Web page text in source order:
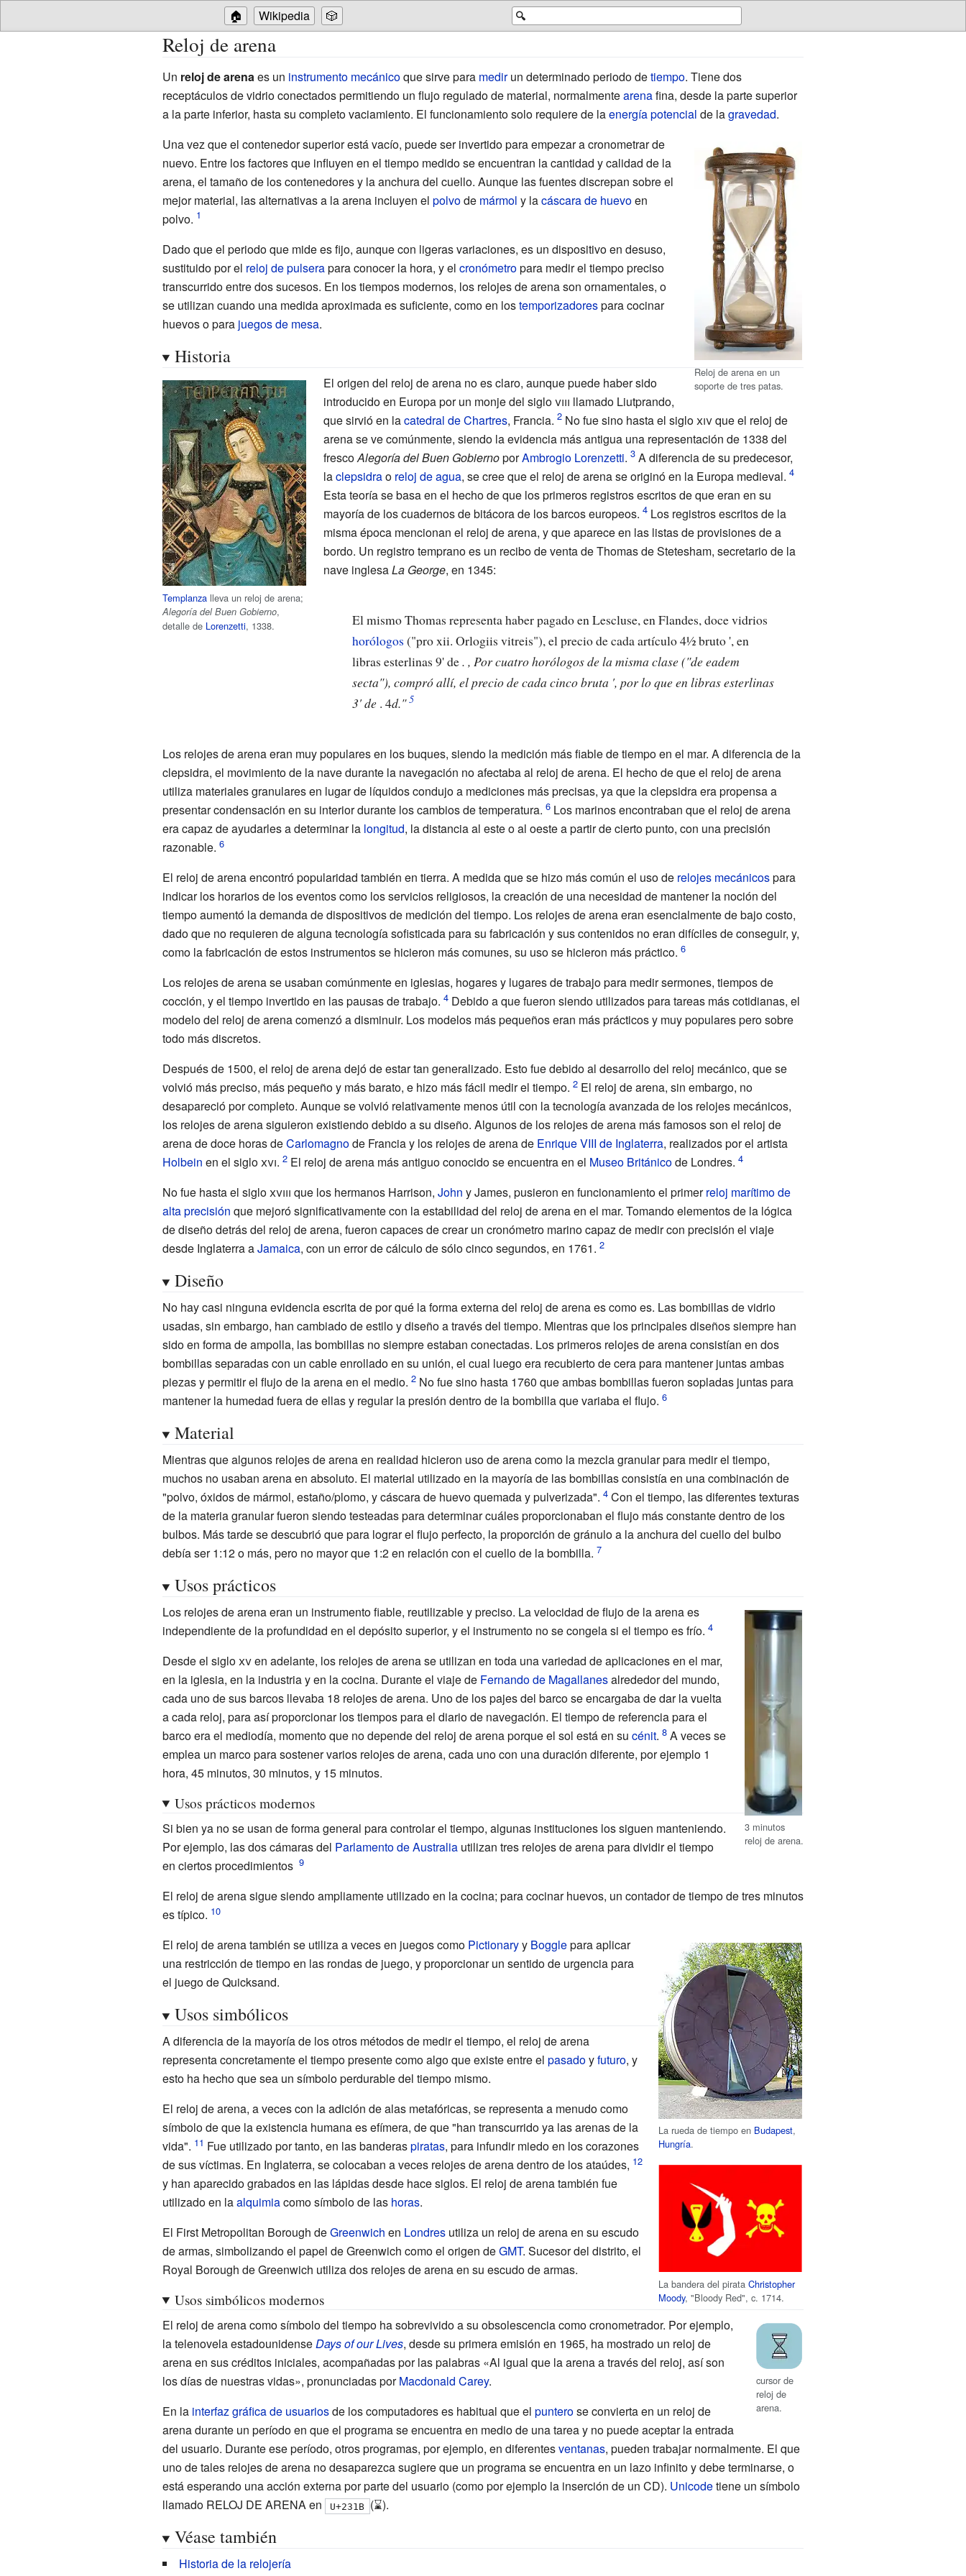
🔍
🏠 Wikipedia 🎲
Reloj de arena
Un reloj de arena es un instrumento mecánicoque sirve para medirun determinado periodo detiempo. Tiene dos
receptáculos de vidrio conectados permitiendo un flujo regulado de material, normalmentearenafina, desde la parte superior
a la parte inferior, hasta su completo vaciamiento. El funcionamiento solo requiere de laenergía potencial de lagravedad.
Reloj de arena en un
soporte de tres patas.
Una vez que el contenedor superior está vacío, puede ser invertido para empezar a cronometrar de
nuevo. Entre los factores que influyen en el tiempo medido se encuentran la cantidad y calidad de la
arena, el tamaño de los contenedores y la anchura del cuello. Aunque las fuentes discrepan sobre el
mejor material, las alternativas a la arena incluyen el polvode mármol y lacáscara de huevoen
polvo.
Dado que el periodo que mide es fijo, aunque con ligeras variaciones, es un dispositivo en desuso,
sustituido por el reloj de pulserapara conocer la hora, y el cronómetropara medir el tiempo preciso
transcurrido entre dos sucesos. En los tiempos modernos, los relojes de arena son ornamentales, o
se utilizan cuando una medida aproximada es suficiente, como en lostemporizadorespara cocinar
huevos o para juegos de mesa.
Historia
Templanzalleva un reloj de arena;
Alegoría del Buen Gobierno,
detalle de Lorenzetti, 1338.
El origen del reloj de arena no es claro, aunque puede haber sido
introducido en Europa por un monje del sigloviii llamado Liutprando,
que sirvió en lacatedral de Chartres, Francia. No fue sino hasta elsigloxivque el reloj de
arena se ve comúnmente, siendo la evidencia más antigua una representación de 1338 del
frescoAlegoría del Buen GobiernoporAmbrogio Lorenzetti.
A diferencia de su predecesor,
laclepsidrao reloj de agua, se cree que el reloj de arena se originó en la Europa medieval.
Esta teoría se basa en el hecho de que los primeros registros escritos de que eran en su
mayoría de los cuadernos de bitácora de los barcos europeos.
Los registros escritos de la
misma época mencionan el reloj de arena, y que aparece en las listas de provisiones de a
bordo. Un registro temprano es un recibo de venta de Thomas de Stetesham, secretario de la
nave inglesaLa George, en 1345:
El mismo Thomas representa haber pagado en Lescluse, en Flandes, doce vidrios
horólogos ("pro xii. Orlogiis vitreis"), el precio de cada artículo 4½ bruto ', en
libras esterlinas 9' de. , Por cuatro horólogos de la misma clase ("de eadem
secta"), compró allí, el precio de cada cinco bruta ', por lo que en libras esterlinas
3' de . 4d."
Los relojes de arena eran muy populares en los buques, siendo la medición más fiable de tiempo en el mar. A diferencia de la
clepsidra, el movimiento de la nave durante la navegación no afectaba al reloj de arena. El hecho de que el reloj de arena
utiliza materiales granulares en lugar de líquidos condujo a mediciones más precisas, ya que la clepsidra era propensa a
presentar condensación en su interior durante los cambios de temperatura. Los marinos encontraban que el reloj de arena
era capaz de ayudarles a determinar la longitud, la distancia al este o al oeste a partir de cierto punto, con una precisión
razonable.
El reloj de arena encontró popularidad también en tierra. A medida que se hizo más común el uso de relojes mecánicospara
indicar los horarios de los eventos como los servicios religiosos, la creación de una necesidad de mantener la noción del
tiempo aumentó la demanda de dispositivos de medición del tiempo. Los relojes de arena eran esencialmente de bajo costo,
dado que no requieren de alguna tecnología sofisticada para su fabricación y sus contenidos no eran difíciles de conseguir, y,
como la fabricación de estos instrumentos se hicieron más comunes, su uso se hicieron más práctico.
Los relojes de arena se usaban comúnmente en iglesias, hogares y lugares de trabajo para medir sermones, tiempos de
cocción, y el tiempo invertido en las pausas de trabajo. Debido a que fueron siendo utilizados para tareas más cotidianas, el
modelo del reloj de arena comenzó a disminuir. Los modelos más pequeños eran más prácticos y muy populares pero sobre
todo más discretos.
Después de 1500, el reloj de arena dejó de estar tan generalizado. Esto fue debido al desarrollo del reloj mecánico, que se
volvió más preciso, más pequeño y más barato, e hizo más fácil medir el tiempo. El reloj de arena, sin embargo, no
desapareció por completo. Aunque se volvió relativamente menos útil con la tecnología avanzada de los relojes mecánicos,
los relojes de arena siguieron existiendo debido a su diseño. Algunos de los relojes de arena más famosos son el reloj de
arena de doce horas deCarlomagnode Francia y los relojes de arena de Enrique VIII de Inglaterra, realizados por el artista
Holbein en el sigloxvi. El reloj de arena más antiguo conocido se encuentra en el Museo Británicode Londres.
No fue hasta el sigloxviii que los hermanos Harrison, John y James, pusieron en funcionamiento el primerreloj marítimo de
alta precisión que mejoró significativamente con la estabilidad del reloj de arena en el mar. Tomando elementos de la lógica
de diseño detrás del reloj de arena, fueron capaces de crear un cronómetro marino capaz de medir con precisión el viaje
desde Inglaterra aJamaica, con un error de cálculo de sólo cinco segundos, en 1761.
Diseño
No hay casi ninguna evidencia escrita de por qué la forma externa del reloj de arena es como es. Las bombillas de vidrio
usadas, sin embargo, han cambiado de estilo y diseño a través del tiempo. Mientras que los principales diseños siempre han
sido en forma de ampolla, las bombillas no siempre estaban conectadas. Los primeros relojes de arena consistían en dos
bombillas separadas con un cable enrollado en su unión, el cual luego era recubierto de cera para mantener juntas ambas
piezas y permitir el flujo de la arena en el medio. No fue sino hasta 1760 que ambas bombillas fueron sopladas juntas para
mantener la humedad fuera de ellas y regular la presión dentro de la bombilla que variaba el flujo.
Material
Mientras que algunos relojes de arena en realidad hicieron uso de arena como la mezcla granular para medir el tiempo,
muchos no usaban arena en absoluto. El material utilizado en la mayoría de las bombillas consistía en una combinación de
"polvo, óxidos de mármol, estaño/plomo, y cáscara de huevo quemada y pulverizada". Con el tiempo, las diferentes texturas
de la materia granular fueron siendo testeadas para determinar cuáles proporcionaban el flujo más constante dentro de los
bulbos. Más tarde se descubrió que para lograr el flujo perfecto, la proporción de gránulo a la anchura del cuello del bulbo
debía ser 1:12 o más, pero no mayor que 1:2 en relación con el cuello de la bombilla.
Usos prácticos
3 minutos
reloj de arena.
Los relojes de arena eran un instrumento fiable, reutilizable y preciso. La velocidad de flujo de la arena es
independiente de la profundidad en el depósito superior, y el instrumento no se congela si el tiempo es frío.
Desde el sigloxven adelante, los relojes de arena se utilizan en toda una variedad de aplicaciones en el mar,
en la iglesia, en la industria y en la cocina. Durante el viaje de Fernando de Magallanesalrededor del mundo,
cada uno de sus barcos llevaba 18 relojes de arena. Uno de los pajes del barco se encargaba de dar la vuelta
a cada reloj, para así proporcionar los tiempos para el diario de navegación. El tiempo de referencia para el
barco era el mediodía, momento que no depende del reloj de arena porque el sol está en su cénit. A veces se
emplea un marco para sostener varios relojes de arena, cada uno con una duración diferente, por ejemplo 1
hora, 45 minutos, 30 minutos, y 15 minutos.
Usos prácticos modernos
Si bien ya no se usan de forma general para controlar el tiempo, algunas instituciones los siguen manteniendo.
Por ejemplo, las dos cámaras del Parlamento de Australiautilizan tres relojes de arena para dividir el tiempo
en ciertos procedimientos
El reloj de arena sigue siendo ampliamente utilizado en la cocina; para cocinar huevos, un contador de tiempo de tres minutos
es típico.
La rueda de tiempo en Budapest,
Hungría.
El reloj de arena también se utiliza a veces en juegos como Pictionaryy Bogglepara aplicar
una restricción de tiempo en las rondas de juego, y proporcionar un sentido de urgencia para
el juego de Quicksand.
Usos simbólicos
La bandera del pirataChristopher
Moody, "Bloody Red", c. 1714.
A diferencia de la mayoría de los otros métodos de medir el tiempo, el reloj de arena
representa concretamente el tiempo presente como algo que existe entre el pasadoyfuturo, y
esto ha hecho que sea un símbolo perdurable del tiempo mismo.
El reloj de arena, a veces con la adición de alas metafóricas, se representa a menudo como
símbolo de que la existencia humana es efímera, de que "han transcurrido ya las arenas de la
vida".
Fue utilizado por tanto, en las banderaspiratas, para infundir miedo en los corazones
de sus víctimas. En Inglaterra, se colocaban a veces relojes de arena dentro de los ataúdes,
y han aparecido grabados en las lápidas desde hace siglos. El reloj de arena también fue
utilizado en laalquimiacomo símbolo de las horas.
El First Metropolitan Borough deGreenwich en Londresutiliza un reloj de arena en su escudo
de armas, simbolizando el papel de Greenwich como el origen deGMT. Sucesor del distrito, el
Royal Borough de Greenwich utiliza dos relojes de arena en su escudo de armas.
Usos simbólicos modernos
cursor de
reloj de
arena.
El reloj de arena como símbolo del tiempo ha sobrevivido a su obsolescencia como cronometrador. Por ejemplo,
la telenovela estadounidenseDays of our Lives, desde su primera emisión en 1965, ha mostrado un reloj de
arena en sus créditos iniciales, acompañadas por las palabras «Al igual que la arena a través del reloj, así son
los días de nuestras vidas», pronunciadas porMacdonald Carey.
En la interfaz gráfica de usuariosde los computadores es habitual que el punterose convierta en un reloj de
arena durante un período en que el programa se encuentra en medio de una tarea y no puede aceptar la entrada
del usuario. Durante ese período, otros programas, por ejemplo, en diferentesventanas, pueden trabajar normalmente. El que
uno de tales relojes de arena no desaparezca sugiere que un programa se encuentra en un lazo infinito y debe terminarse, o
está esperando una acción externa por parte del usuario (como por ejemplo la inserción de un CD). Unicodetiene un símbolo
llamado RELOJ DE ARENAen U+231B (⌛).
Véase también
Historia de la relojería